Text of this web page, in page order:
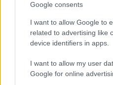
Google consents
I want to allow Google to
related to advertising like
device identifiers in apps.
I want to allow my user
Google for online